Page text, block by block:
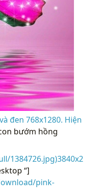
đen 768x1280. Hiện
bướm hồng
1384726.jpg)3840x2
“]
pink-